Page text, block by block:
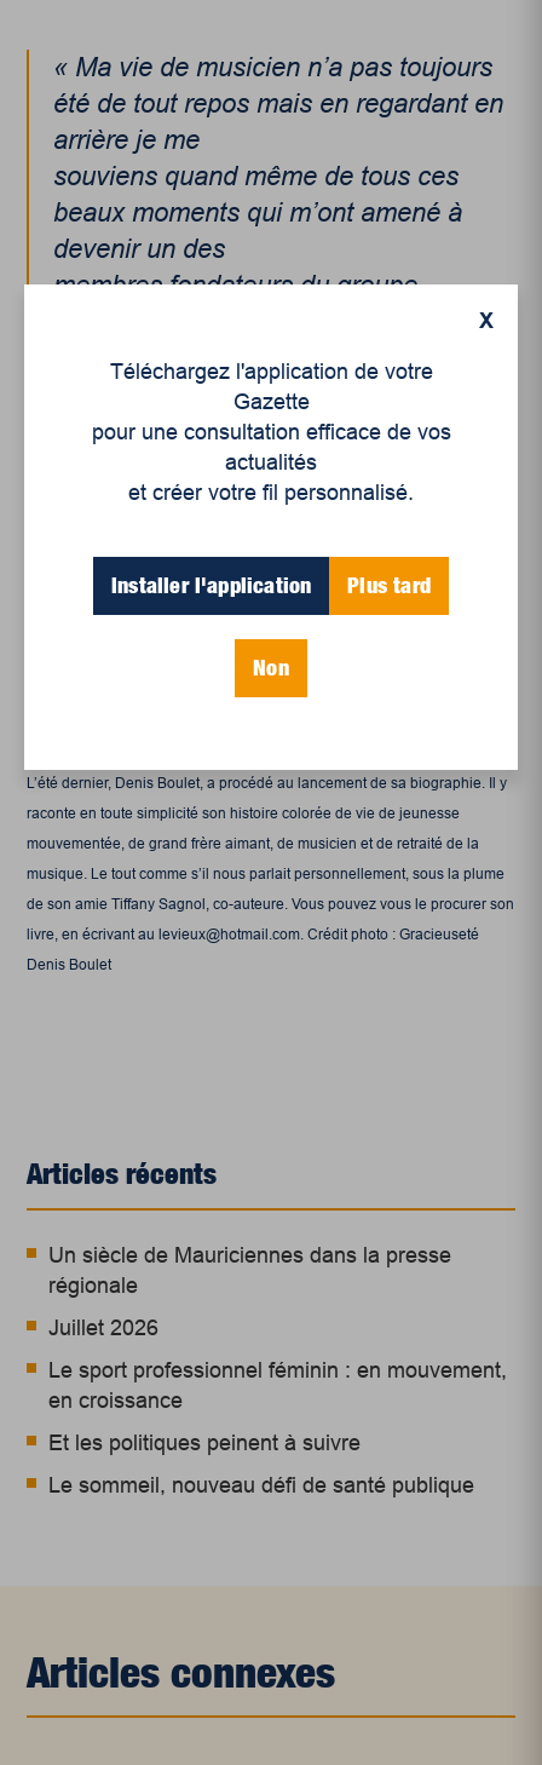
« Ma vie de musicien n’a pas toujours
été de tout repos mais en regardant en
arrière je me
souviens quand même de tous ces
beaux moments qui m’ont amené à
devenir un des
membres fondateurs du groupe
L’été dernier, Denis Boulet, a procédé au lancement de sa biographie. Il y
raconte en toute simplicité son histoire colorée de vie de jeunesse
mouvementée, de grand frère aimant, de musicien et de retraité de la
musique. Le tout comme s’il nous parlait personnellement, sous la plume
de son amie Tiffany Sagnol, co-auteure. Vous pouvez vous le procurer son
livre, en écrivant au levieux@hotmail.com. Crédit photo : Gracieuseté
Denis Boulet
Articles récents
Un siècle de Mauriciennes dans la presse
régionale
Juillet 2026
Le sport professionnel féminin : en mouvement,
en croissance
Et les politiques peinent à suivre
Le sommeil, nouveau défi de santé publique
Articles connexes
X
Téléchargez l'application de votre
Gazette
pour une consultation efficace de vos
actualités
et créer votre fil personnalisé.
Installer l'application Plus tard
Non